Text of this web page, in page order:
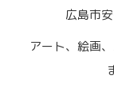
広島市
アート、絵画